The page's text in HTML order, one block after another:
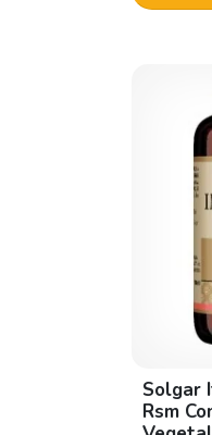
Solgar
Rsm